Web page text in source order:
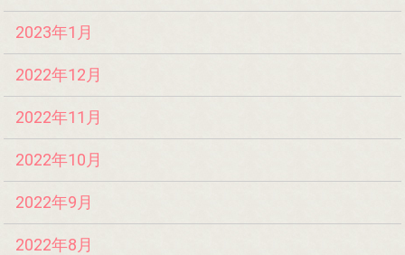
2023年1月
2022年12月
2022年11月
2022年10月
2022年9月
2022年8月